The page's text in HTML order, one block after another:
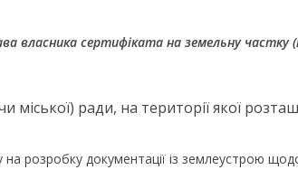
власника сертифіката на земельну
міської) ради, на території якої
розробку документації із землеустрою